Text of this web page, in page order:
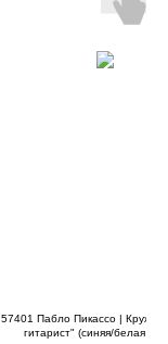
57401 Пабло Пикассо | Кружка
гитарист" (синяя/белая